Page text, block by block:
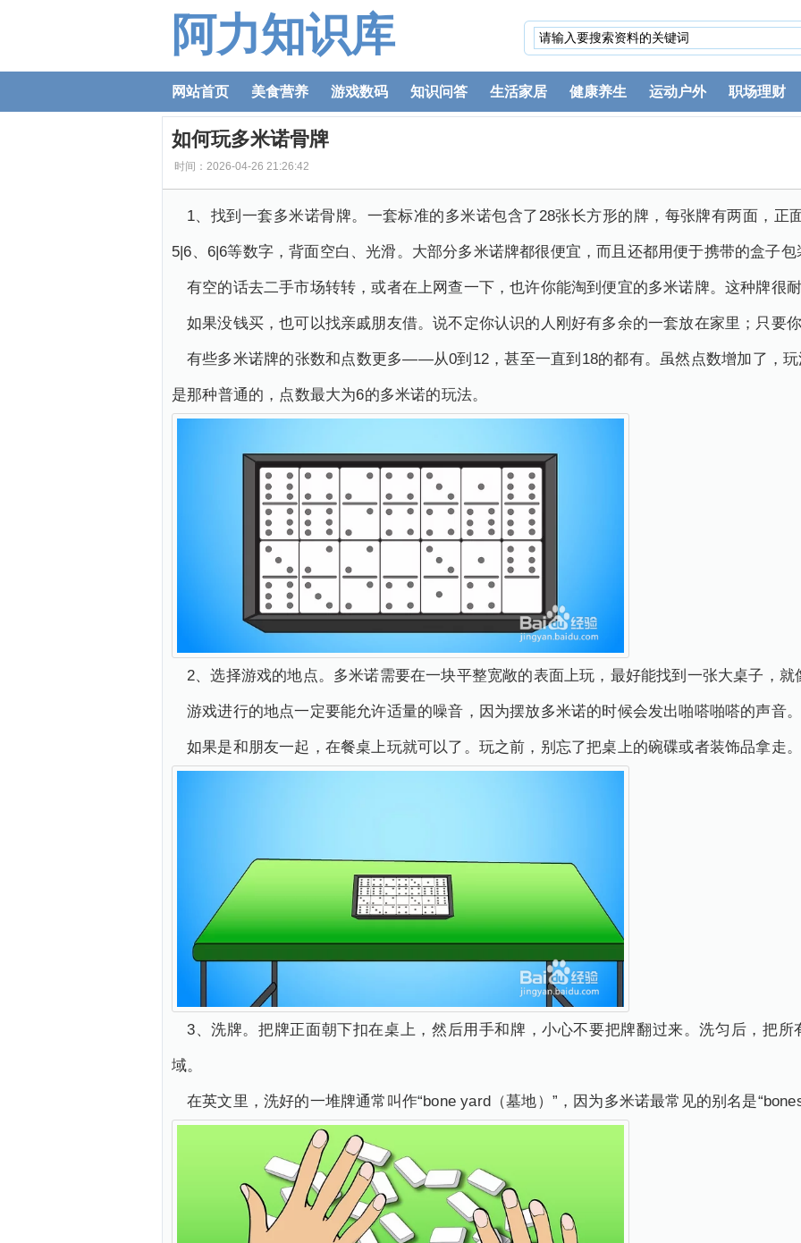
阿力知识库
网站首页 美食营养 游戏数码 知识问答 生活家居 健康养生 运动户外 职场理财
如何玩多米诺骨牌
时间：2026-04-26 21:26:42
1、找到一套多米诺骨牌。一套标准的多米诺包含了28张长方形的牌，每张牌有两面，正
5|6、6|6等数字，背面空白、光滑。大部分多米诺牌都很便宜，而且还都用便于携带的盒子包
有空的话去二手市场转转，或者在上网查一下，也许你能淘到便宜的多米诺牌。这种牌很
如果没钱买，也可以找亲戚朋友借。说不定你认识的人刚好有多余的一套放在家里；只要
有些多米诺牌的张数和点数更多——从0到12，甚至一直到18的都有。虽然点数增加了，
是那种普通的，点数最大为6的多米诺的玩法。
2、选择游戏的地点。多米诺需要在一块平整宽敞的表面上玩，最好能找到一张大桌子，
游戏进行的地点一定要能允许适量的噪音，因为摆放多米诺的时候会发出啪嗒啪嗒的声音。
如果是和朋友一起，在餐桌上玩就可以了。玩之前，别忘了把桌上的碗碟或者装饰品拿走。
3、洗牌。把牌正面朝下扣在桌上，然后用手和牌，小心不要把牌翻过来。洗匀后，把
域。
在英文里，洗好的一堆牌通常叫作“bone yard（墓地）”，因为多米诺最常见的别名是